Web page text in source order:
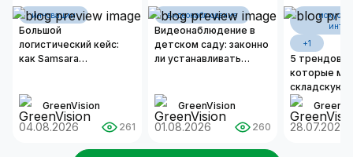
инновации
Большой
логистический кейс:
как Samsara
автопарков
GreenVision
04.08.2026 261
видеонаблюдение
Видеонаблюдение в
детском саду: законно
ли устанавливать
надежную систему
безопасности?
GreenVision
01.08.2026 260
+1
5 трендов
которые
складскую
2026 году
28.07.2026